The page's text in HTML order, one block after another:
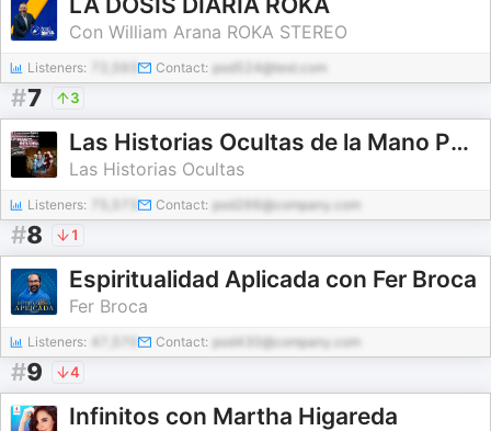
Con William Arana ROKA STEREO
Listeners: Contact: pod524@test.com
#7 3
Las Historias Ocultas de la Mano Peluda
Las Historias Ocultas
Listeners: Contact: pod266@company.com
#8 1
Espiritualidad Aplicada con Fer Broca
Fer Broca
Listeners: Contact: pod430@company.com
#9 4
Infinitos con Martha Higareda